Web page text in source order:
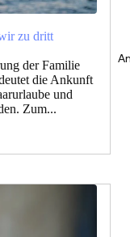
zu dritt
der Familie
die Ankunft
und
Zum...